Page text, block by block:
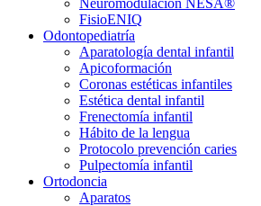
Neuromodulación NESA®
FisioENIQ
Odontopediatría
Aparatología dental infantil
Apicoformación
Coronas estéticas infantiles
Estética dental infantil
Frenectomía infantil
Hábito de la lengua
Protocolo prevención caries
Pulpectomía infantil
Ortodoncia
Aparatos